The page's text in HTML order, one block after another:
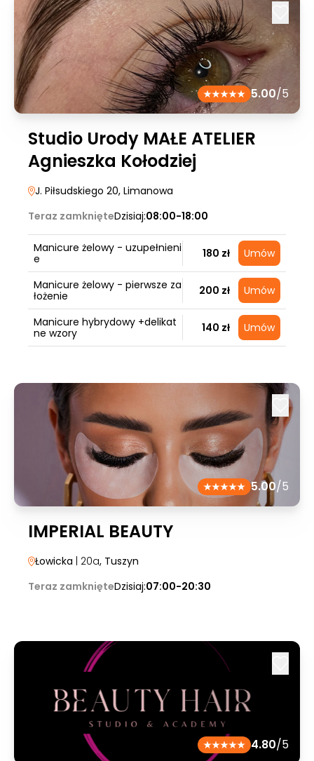
5.00/5
Studio Urody MAŁE ATELIER
Agnieszka Kołodziej
J. Piłsudskiego 20, Limanowa
Teraz zamknięteDzisiaj:08:00-18:00
Manicure żelowy - uzupełnieni
e
180 zł Umów
Manicure żelowy - pierwsze za
łożenie
200 zł Umów
Manicure hybrydowy +delikat
ne wzory
140 zł Umów
5.00/5
IMPERIAL BEAUTY
Łowicka | 20a, Tuszyn
Teraz zamknięteDzisiaj:07:00-20:30
4.80/5